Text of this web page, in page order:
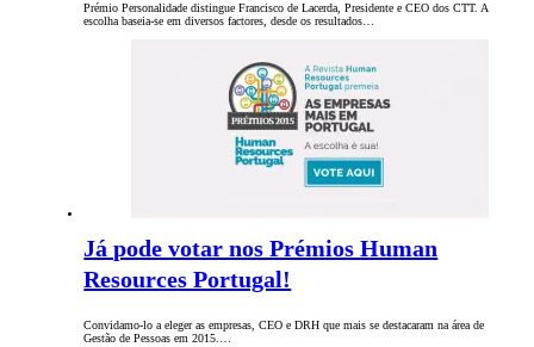
Prémio Personalidade distingue Francisco de Lacerda, Presidente e CEO dos CTT. A
escolha baseia-se em diversos factores, desde os resultados…
Já pode votar nos Prémios Human
Resources Portugal!
Convidamo-lo a eleger as empresas, CEO e DRH que mais se destacaram na área de
Gestão de Pessoas em 2015.…